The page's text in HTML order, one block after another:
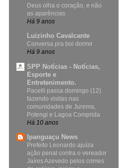
Deus olha o coração, e não
as aparências
Há 9 anos
Luizinho Cavalcante
Conversa pra boi dormir
Há 9 anos
SPP Notícias - Notícias,
Esporte e
Entretenimento.
Pacelli passa domingo (12)
fazendo visitas nas
comunidades de Jurema,
Potengi e Lagoa Comprida
Há 10 anos
Ipanguaçu News
Prefeito Leonardo ajuíza
ação penal contra o vereador
Jaíres Azevedo pelos crimes